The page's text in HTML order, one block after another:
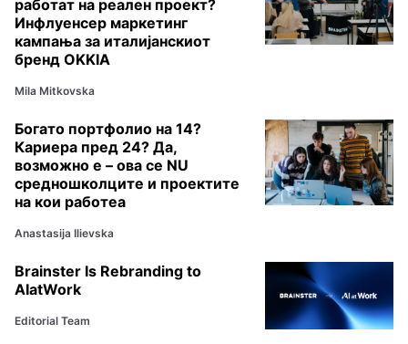
работат на реален проект?
Инфлуенсер маркетинг
кампања за италијанскиот
бренд OKKIA
Mila Mitkovska
Богато портфолио на 14?
Кариера пред 24? Да,
возможно е – ова се NU
средношколците и проектите
на кои работеа
Anastasija Ilievska
Brainster Is Rebranding to
AIatWork
Editorial Team